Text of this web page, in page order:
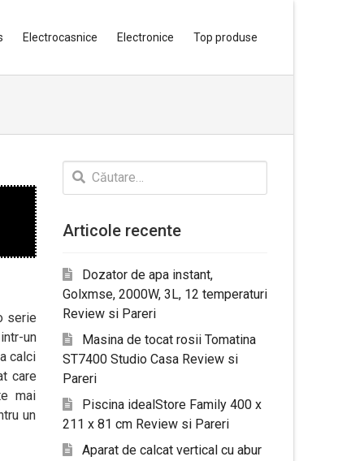
Electrocasnice Electronice Top produse
serie
un
calci
care
mai
un
Caută
după:
Articole recente
Dozator de apa instant,
Golxmse, 2000W, 3L, 12 temperaturi
Review si Pareri
Masina de tocat rosii Tomatina
ST7400 Studio Casa Review si
Pareri
Piscina idealStore Family 400 x
211 x 81 cm Review si Pareri
Aparat de calcat vertical cu abur